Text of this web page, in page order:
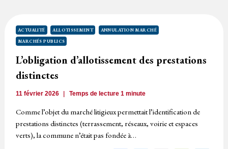
ACTUALITÉ ALLOTISSEMENT
ANNULATION MARCHÉ
MARCHÉS PUBLICS
L’obligation d’allotissement des prestations
distinctes
11 février 2026 Temps de lecture1 minute
Comme l’objet du marché litigieux permettait l’identification de
prestations distinctes (terrassement, réseaux, voirie et espaces
verts), la commune n’était pas fondée à…